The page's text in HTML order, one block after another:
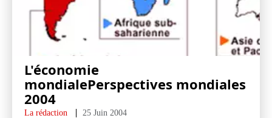
L'économie
mondialePerspectives mondiales
2004
La rédaction 25 Juin 2004